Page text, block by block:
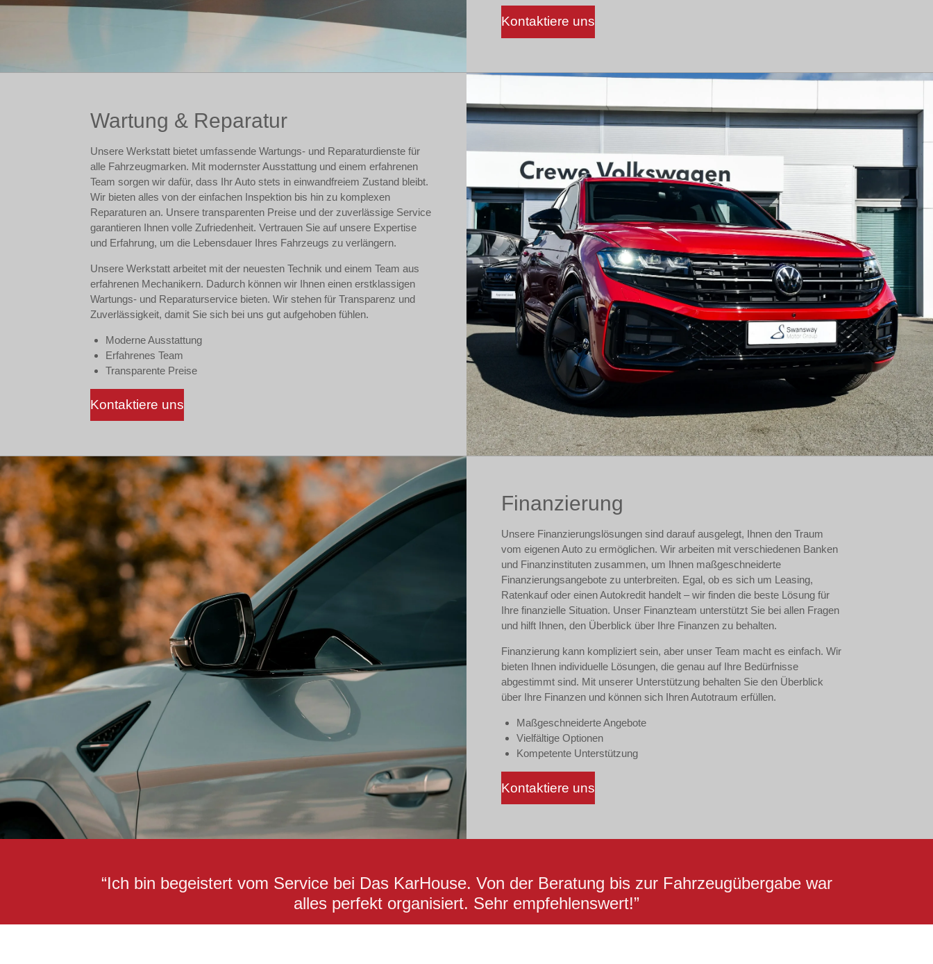
Kontaktiere uns
Wartung & Reparatur
Unsere Werkstatt bietet umfassende Wartungs- und Reparaturdienste für
alle Fahrzeugmarken. Mit modernster Ausstattung und einem erfahrenen
Team sorgen wir dafür, dass Ihr Auto stets in einwandfreiem Zustand bleibt.
Wir bieten alles von der einfachen Inspektion bis hin zu komplexen
Reparaturen an. Unsere transparenten Preise und der zuverlässige Service
garantieren Ihnen volle Zufriedenheit. Vertrauen Sie auf unsere Expertise
und Erfahrung, um die Lebensdauer Ihres Fahrzeugs zu verlängern.
Unsere Werkstatt arbeitet mit der neuesten Technik und einem Team aus
erfahrenen Mechanikern. Dadurch können wir Ihnen einen erstklassigen
Wartungs- und Reparaturservice bieten. Wir stehen für Transparenz und
Zuverlässigkeit, damit Sie sich bei uns gut aufgehoben fühlen.
Moderne Ausstattung
Erfahrenes Team
Transparente Preise
Kontaktiere uns
Finanzierung
Unsere Finanzierungslösungen sind darauf ausgelegt, Ihnen den Traum
vom eigenen Auto zu ermöglichen. Wir arbeiten mit verschiedenen Banken
und Finanzinstituten zusammen, um Ihnen maßgeschneiderte
Finanzierungsangebote zu unterbreiten. Egal, ob es sich um Leasing,
Ratenkauf oder einen Autokredit handelt – wir finden die beste Lösung für
Ihre finanzielle Situation. Unser Finanzteam unterstützt Sie bei allen Fragen
und hilft Ihnen, den Überblick über Ihre Finanzen zu behalten.
Finanzierung kann kompliziert sein, aber unser Team macht es einfach. Wir
bieten Ihnen individuelle Lösungen, die genau auf Ihre Bedürfnisse
abgestimmt sind. Mit unserer Unterstützung behalten Sie den Überblick
über Ihre Finanzen und können sich Ihren Autotraum erfüllen.
Maßgeschneiderte Angebote
Vielfältige Optionen
Kompetente Unterstützung
Kontaktiere uns
“Ich bin begeistert vom Service bei Das KarHouse. Von der Beratung bis zur Fahrzeugübergabe war
alles perfekt organisiert. Sehr empfehlenswert!”